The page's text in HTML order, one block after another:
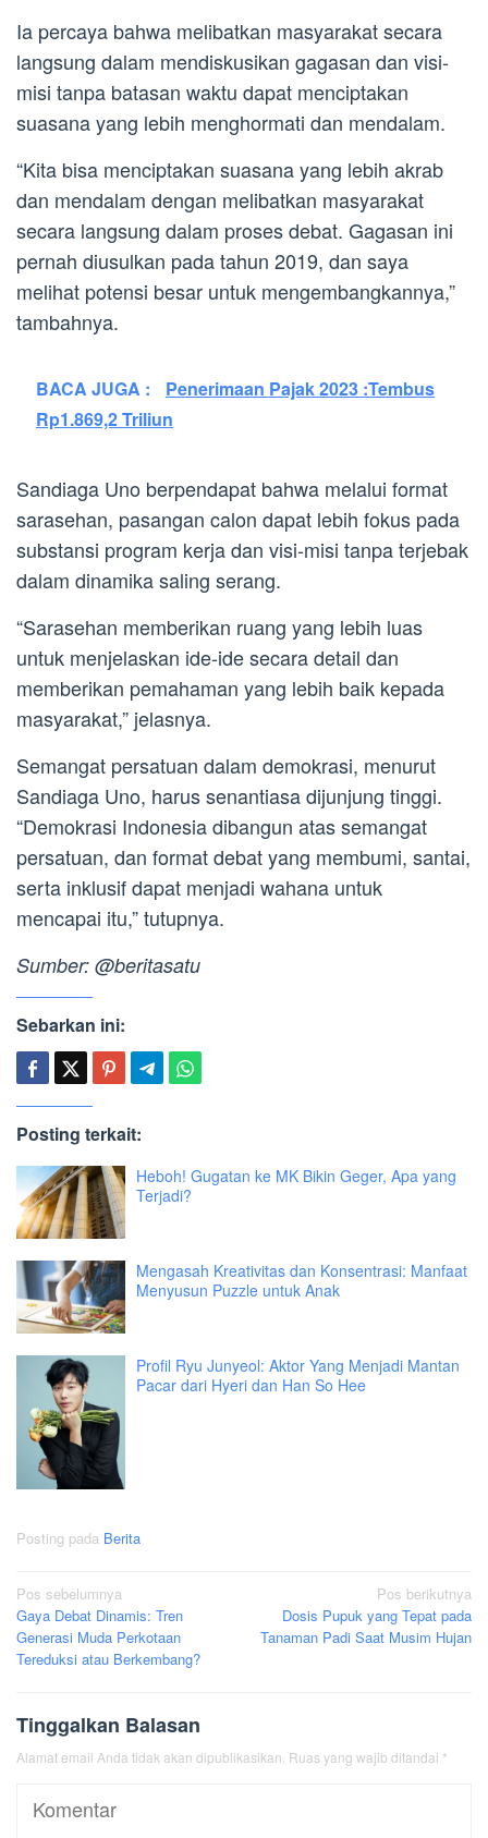
Ia percaya bahwa melibatkan masyarakat secara
langsung dalam mendiskusikan gagasan dan visi-
misi tanpa batasan waktu dapat menciptakan
suasana yang lebih menghormati dan mendalam.
“Kita bisa menciptakan suasana yang lebih akrab
dan mendalam dengan melibatkan masyarakat
secara langsung dalam proses debat. Gagasan ini
pernah diusulkan pada tahun 2019, dan saya
melihat potensi besar untuk mengembangkannya,”
tambahnya.
BACA JUGA :
Penerimaan Pajak 2023 :Tembus
Rp1.869,2 Triliun
Sandiaga Uno berpendapat bahwa melalui format
sarasehan, pasangan calon dapat lebih fokus pada
substansi program kerja dan visi-misi tanpa terjebak
dalam dinamika saling serang.
“Sarasehan memberikan ruang yang lebih luas
untuk menjelaskan ide-ide secara detail dan
memberikan pemahaman yang lebih baik kepada
masyarakat,” jelasnya.
Semangat persatuan dalam demokrasi, menurut
Sandiaga Uno, harus senantiasa dijunjung tinggi.
“Demokrasi Indonesia dibangun atas semangat
persatuan, dan format debat yang membumi, santai,
serta inklusif dapat menjadi wahana untuk
mencapai itu,” tutupnya.
Sumber: @beritasatu
Sebarkan ini:
Posting terkait:
Heboh! Gugatan ke MK Bikin Geger, Apa yang
Terjadi?
Mengasah Kreativitas dan Konsentrasi: Manfaat
Menyusun Puzzle untuk Anak
Profil Ryu Junyeol: Aktor Yang Menjadi Mantan
Pacar dari Hyeri dan Han So Hee
Posting pada Berita
Navigasi
pos
Pos sebelumnya
Gaya Debat Dinamis: Tren
Generasi Muda Perkotaan
Tereduksi atau Berkembang?
Pos berikutnya
Dosis Pupuk yang Tepat pada
Tanaman Padi Saat Musim Hujan
Tinggalkan Balasan
Alamat email Anda tidak akan dipublikasikan. Ruas yang wajib ditandai *